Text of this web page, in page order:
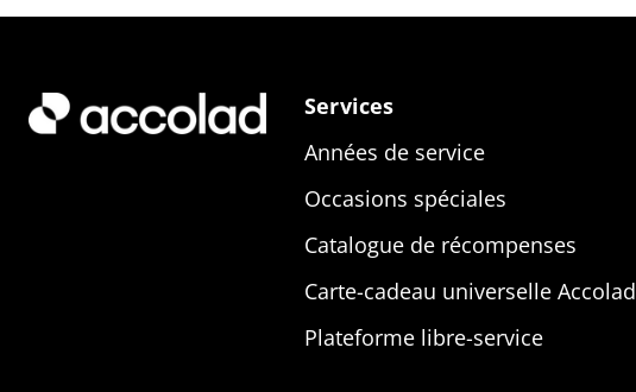
Services
Années de service
Occasions spéciales
Catalogue de récompenses
Carte-cadeau universelle Accolad
Plateforme libre-service